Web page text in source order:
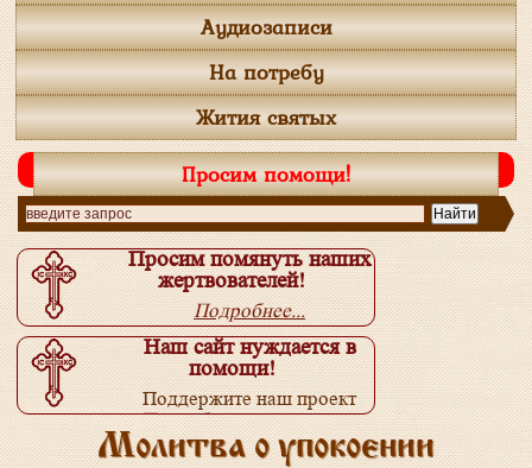
Аудиозаписи
На потребу
Жития святых
Просим помощи!
Просим помянуть наших
жертвователей!
Подробнее...
Наш сайт нуждается в
помощи!
Поддержите наш проект
Подробнее...
Молитва о упокоении